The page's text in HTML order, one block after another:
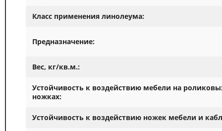
Класс применения линолеума:
Предназначение:
Вес, кг/кв.м.:
Устойчивость к воздействию мебели на
ножках:
Устойчивость к воздействию ножек мебели и